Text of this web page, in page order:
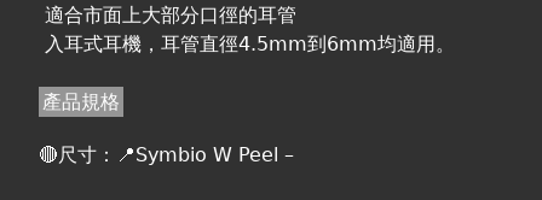
適合市面上大部分口徑的耳管
入耳式耳機，耳管直徑4.5mm到6mm均適用。
產品規格
🔴尺寸：📍Symbio W Peel –